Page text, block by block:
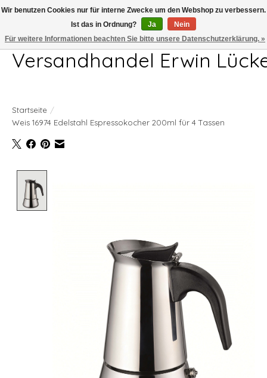
Telefon 04407 715872 MO-DO 7.00-17.00Uhr FR 7.00-13.00Uhr
Versandhandel Erwin
Startseite /
Weis 16974 Edelstahl Espressokocher 200ml für 4 Tassen
Wir benutzen Cookies nur für interne Zwecke um den Webshop zu verbessern.
Ist das in Ordnung?
Ja
Nein
Für weitere Informationen beachten Sie bitte unsere Datenschutzerklärung. »